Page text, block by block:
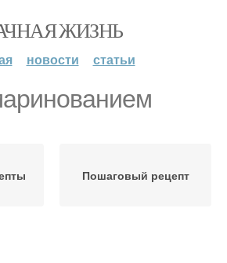
ЖИЗНЬ
новости статьи
Пошаговый рецепт